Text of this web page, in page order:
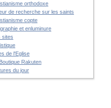
orthodoxe
de recherche sur les saints
copte
et enluminure
sites
de l'Eglise
Rakuten
du jour